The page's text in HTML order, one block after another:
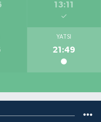
13:11
YATSI
21:49